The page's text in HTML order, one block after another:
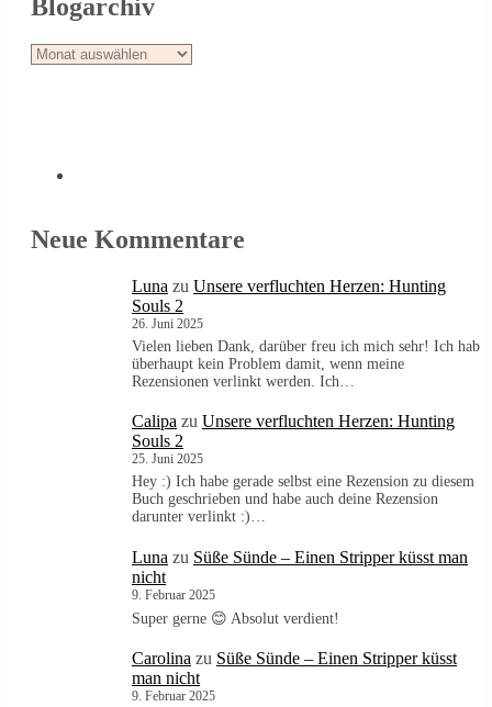
Blogarchiv
Blogarchiv
Neue Kommentare
Luna zu Unsere verfluchten Herzen: Hunting
Souls 2
26. Juni 2025
Vielen lieben Dank, darüber freu ich mich sehr! Ich hab
überhaupt kein Problem damit, wenn meine
Rezensionen verlinkt werden. Ich…
Calipa zu Unsere verfluchten Herzen: Hunting
Souls 2
25. Juni 2025
Hey :) Ich habe gerade selbst eine Rezension zu diesem
Buch geschrieben und habe auch deine Rezension
darunter verlinkt :)…
Luna zu Süße Sünde – Einen Stripper küsst man
nicht
9. Februar 2025
Super gerne 😊 Absolut verdient!
Carolina zu Süße Sünde – Einen Stripper küsst
man nicht
9. Februar 2025